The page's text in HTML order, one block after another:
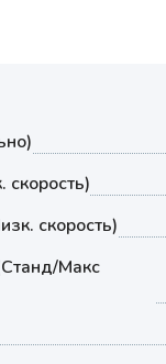
скорость)
Макс